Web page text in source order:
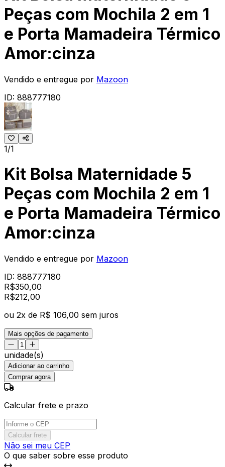
Peças com Mochila 2 em 1
e Porta Mamadeira Térmico
Amor:cinza
Vendido e entregue por Mazoon
ID: 888777180
1/1
Kit Bolsa Maternidade 5
Peças com Mochila 2 em 1
e Porta Mamadeira Térmico
Amor:cinza
Vendido e entregue por Mazoon
ID: 888777180
R$350,00
R$212,00
ou 2x de R$ 106,00 sem juros
Mais opções de pagamento
unidade(s)
Adicionar ao carrinho
Comprar agora
Calcular frete e prazo
Calcular frete
Não sei meu CEP
O que saber sobre esse produto